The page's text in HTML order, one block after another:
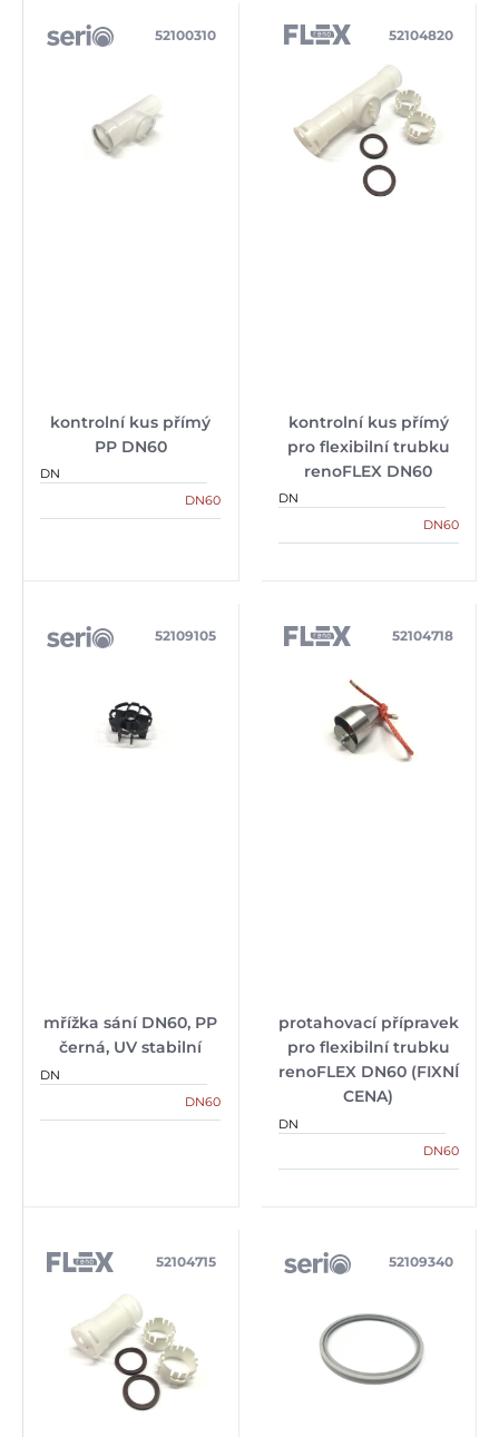
kontrolní kus přímý
PP DN60
52100310
DN
DN60
kontrolní kus přímý
pro flexibilní trubku
renoFLEX DN60
52104820
DN
DN60
mřížka sání DN60, PP
černá, UV stabilní
52109105
DN
DN60
protahovací přípravek
pro flexibilní trubku
renoFLEX DN60 (FIXNÍ
CENA)
52104718
DN
DN60
52104715 52109340